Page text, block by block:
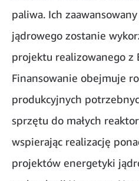
paliwa. Ich
jądrowego zostanie
projektu realizowanego z
Finansowanie obejmuje
produkcyjnych
sprzętu do małych
wspierając realizację
projektów energetyki